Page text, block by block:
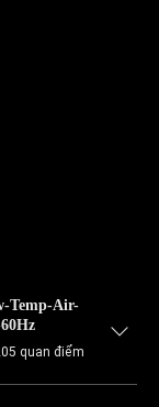
Temp-Air-
quan điểm